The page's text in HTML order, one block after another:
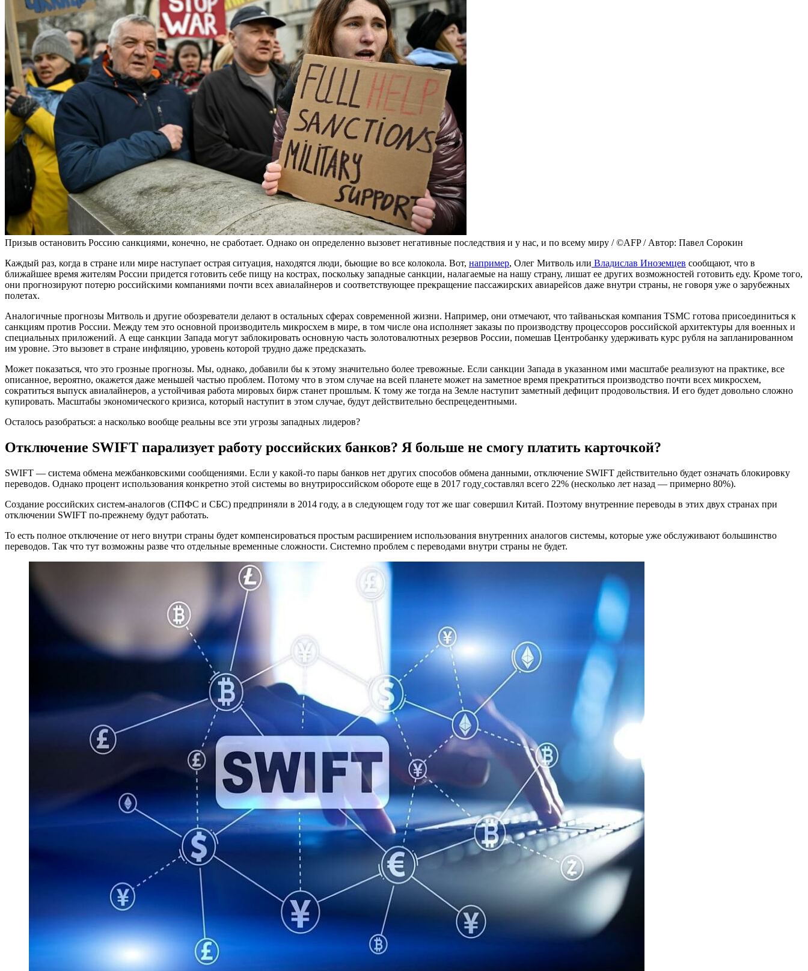
Призыв остановить Россию санкциями, конечно, не сработает. Однако он определенно вызовет негативные последствия и у нас, и по всему миру / ©AFP / Автор: Павел Сорокин
Каждый раз, когда в стране или мире наступает острая ситуация, находятся люди, бьющие во все колокола. Вот, например, Олег Митволь или Владислав Иноземцев сообщают, что в
ближайшее время жителям России придется готовить себе пищу на кострах, поскольку западные санкции, налагаемые на нашу страну, лишат ее других возможностей готовить еду. Кроме того,
они прогнозируют потерю российскими компаниями почти всех авиалайнеров и соответствующее прекращение пассажирских авиарейсов даже внутри страны, не говоря уже о зарубежных
полетах.
Аналогичные прогнозы Митволь и другие обозреватели делают в остальных сферах современной жизни. Например, они отмечают, что тайваньская компания TSMC готова присоединиться к
санкциям против России. Между тем это основной производитель микросхем в мире, в том числе она исполняет заказы по производству процессоров российской архитектуры для военных и
специальных приложений. А еще санкции Запада могут заблокировать основную часть золотовалютных резервов России, помешав Центробанку удерживать курс рубля на запланированном
им уровне. Это вызовет в стране инфляцию, уровень которой трудно даже предсказать.
Может показаться, что это грозные прогнозы. Мы, однако, добавили бы к этому значительно более тревожные. Если санкции Запада в указанном ими масштабе реализуют на практике, все
описанное, вероятно, окажется даже меньшей частью проблем. Потому что в этом случае на всей планете может на заметное время прекратиться производство почти всех микросхем,
сократиться выпуск авиалайнеров, а устойчивая работа мировых бирж станет прошлым. К тому же тогда на Земле наступит заметный дефицит продовольствия. И его будет довольно сложно
купировать. Масштабы экономического кризиса, который наступит в этом случае, будут действительно беспрецедентными.
Осталось разобраться: а насколько вообще реальны все эти угрозы западных лидеров?
Отключение SWIFT парализует работу российских банков? Я больше не смогу платить карточкой?
SWIFT — система обмена межбанковскими сообщениями. Если у какой-то пары банков нет других способов обмена данными, отключение SWIFT действительно будет означать блокировку
переводов. Однако процент использования конкретно этой системы во внутрироссийском обороте еще в 2017 году составлял всего 22% (несколько лет назад — примерно 80%).
Создание российских систем-аналогов (СПФС и СБС) предприняли в 2014 году, а в следующем году тот же шаг совершил Китай. Поэтому внутренние переводы в этих двух странах при
отключении SWIFT по-прежнему будут работать.
То есть полное отключение от него внутри страны будет компенсироваться простым расширением использования внутренних аналогов системы, которые уже обслуживают большинство
переводов. Так что тут возможны разве что отдельные временные сложности. Системно проблем с переводами внутри страны не будет.